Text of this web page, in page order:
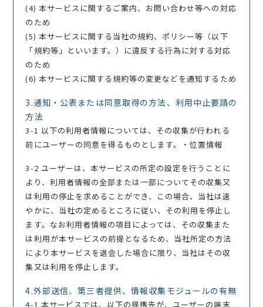
(4) 本サービスに関するご案内、お問い合わせ等への対応
のため
(5) 本サービスに関する当社の規約、ポリシー等（以下
「規約等」といいます。）に違反する行為に対する対応
のため
(6) 本サービスに関する規約等の変更などを通知するため
3.通知・公表または同意取得の方法、利用中止要請の
方法
3-1 以下の利用者情報については、その収集が行われる
前にユーザーの同意を得るものとします。・位置情報
3-2 ユーザーは、本サービスの所定の設定を行うことに
より、利用者情報の全部または一部についてその収集又
は利用の停止を求めることができ、この場合、当社は速
やかに、当社の定めるところに従い、その利用を停止し
ます。なお利用者情報の項目によっては、その収集また
は利用が本サービスの前提となるため、当社所定の方法
により本サービスを退会した場合に限り、当社はその収
集又は利用を停止します。
4.外部送信、第三者提供、情報収集モジュールの有無
4-1 本サービスでは、以下の提携先が、ユーザーの端末